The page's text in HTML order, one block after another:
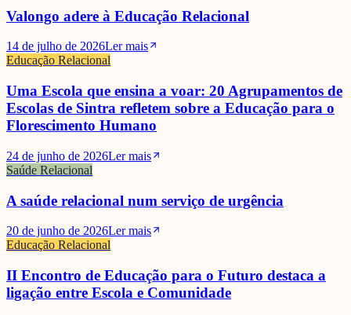
Valongo adere à Educação Relacional
14 de julho de 2026Ler mais
Educação Relacional
Uma Escola que ensina a voar: 20 Agrupamentos de
Escolas de Sintra refletem sobre a Educação para o
Florescimento Humano
24 de junho de 2026Ler mais
Saúde Relacional
A saúde relacional num serviço de urgência
20 de junho de 2026Ler mais
Educação Relacional
II Encontro de Educação para o Futuro destaca a
ligação entre Escola e Comunidade